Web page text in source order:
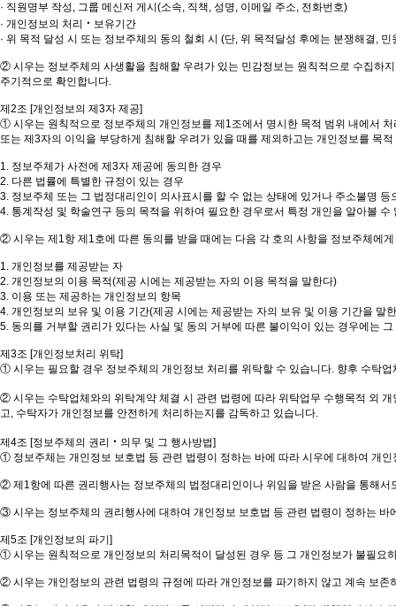
· 직원명부 작성, 그룹 메신저 게시(소속, 직책, 성명, 이메일 주소, 전화번호)
· 개인정보의 처리‧보유기간
· 위 목적 달성 시 또는 정보주체의 동의 철회 시 (단, 위 목적달성 후에는 분쟁해결,
② 시우는 정보주체의 사생활을 침해할 우려가 있는 민감정보는 원칙적으로 수집하
주기적으로 확인합니다.
제2조 [개인정보의 제3자 제공]
① 시우는 원칙적으로 정보주체의 개인정보를 제1조에서 명시한 목적 범위 내에서
또는 제3자의 이익을 부당하게 침해할 우려가 있을 때를 제외하고는 개인정보를 목
1. 정보주체가 사전에 제3자 제공에 동의한 경우
2. 다른 법률에 특별한 규정이 있는 경우
3. 정보주체 또는 그 법정대리인이 의사표시를 할 수 없는 상태에 있거나 주소불명
4. 통계작성 및 학술연구 등의 목적을 위하여 필요한 경우로서 특정 개인을 알아볼
② 시우는 제1항 제1호에 따른 동의를 받을 때에는 다음 각 호의 사항을 정보주체에
1. 개인정보를 제공받는 자
2. 개인정보의 이용 목적(제공 시에는 제공받는 자의 이용 목적을 말한다)
3. 이용 또는 제공하는 개인정보의 항목
4. 개인정보의 보유 및 이용 기간(제공 시에는 제공받는 자의 보유 및 이용 기간을 말
5. 동의를 거부할 권리가 있다는 사실 및 동의 거부에 따른 불이익이 있는 경우에는
제3조 [개인정보처리 위탁]
① 시우는 필요할 경우 정보주체의 개인정보 처리를 위탁할 수 있습니다. 향후 수탁
② 시우는 수탁업체와의 위탁계약 체결 시 관련 법령에 따라 위탁업무 수행목적 외
고, 수탁자가 개인정보를 안전하게 처리하는지를 감독하고 있습니다.
제4조 [정보주체의 권리‧의무 및 그 행사방법]
① 정보주체는 개인정보 보호법 등 관련 법령이 정하는 바에 따라 시우에 대하여 개
② 제1항에 따른 권리행사는 정보주체의 법정대리인이나 위임을 받은 사람을 통해
③ 시우는 정보주체의 권리행사에 대하여 개인정보 보호법 등 관련 법령이 정하는 바
제5조 [개인정보의 파기]
① 시우는 원칙적으로 개인정보의 처리목적이 달성된 경우 등 그 개인정보가 불필요
② 시우는 개인정보의 관련 법령의 규정에 따라 개인정보를 파기하지 않고 계속 보